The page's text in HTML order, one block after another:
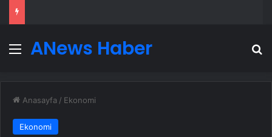
MenüANews Haber
Anasayfa / Ekonomi
Ekonomi